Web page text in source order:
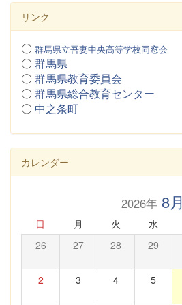
リンク
〇 群馬県立吾妻中央高等学校同窓会
〇 群馬県
〇 群馬県教育委員会
〇 群馬県総合教育センター
〇 中之条町
カレンダー
2026年8月
日 月 火 水
26 27 28 29
2 3 4 5